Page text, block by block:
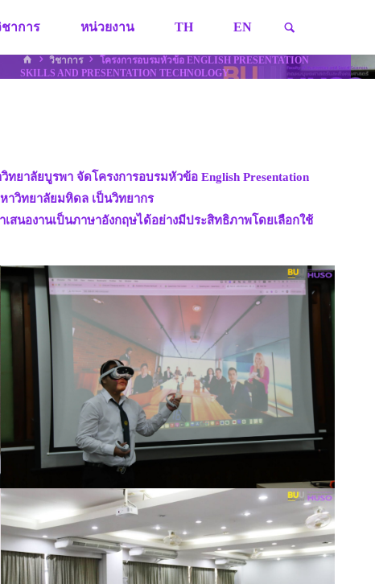
าการ หน่วยงาน TH EN
HOMEวิชาการ
โครงการอบรมหัวข้อ ENGLISH PRESENTATION
SKILLS AND PRESENTATION TECHNOLOGY
าลัยบูรพา จัดโครงการอบรมหัวข้อ English Presentation
าวิทยาลัยมหิดล เป็นวิทยากร
สนองานเป็นภาษาอังกฤษได้อย่างมีประสิทธิภาพโดยเลือกใช้